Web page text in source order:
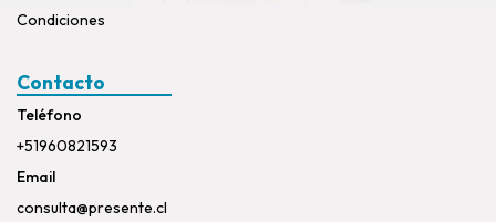
Condiciones
Contacto
Teléfono
+51960821593
Email
consulta@presente.cl